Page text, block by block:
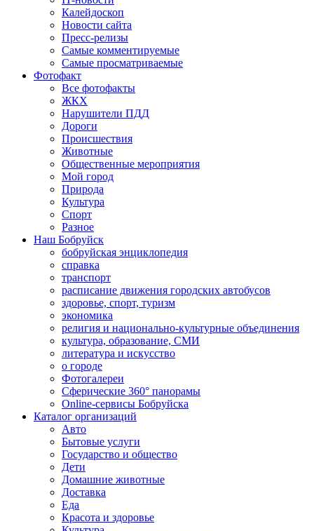
Калейдоскоп
Новости сайта
Пресс-релизы
Самые комментируемые
Самые просматриваемые
Фотофакт
Все фотофакты
ЖКХ
Нарушители ПДД
Дороги
Происшествия
Животные
Общественные мероприятия
Мой город
Природа
Культура
Спорт
Разное
Наш Бобруйск
бобруйская энциклопедия
справка
транспорт
расписание движения городских автобусов
здоровье, спорт, туризм
экономика
религия и национально-культурные объединения
культура, образование, СМИ
литература и искусство
о городе
Фотогалереи
Сферические 360° панорамы
Online-сервисы Бобруйска
Каталог организаций
Авто
Бытовые услуги
Государство и общество
Дети
Домашние животные
Доставка
Еда
Красота и здоровье